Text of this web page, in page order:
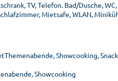
TV, Telefon. Bad/Dusche, WC,
Mietsafe, WLAN,
Showcooking,
Showcooking